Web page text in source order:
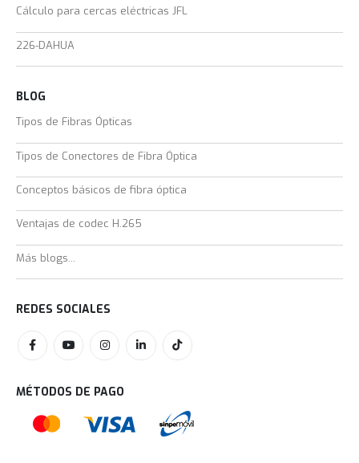
Cálculo para cercas eléctricas JFL
226-DAHUA
BLOG
Tipos de Fibras Ópticas
Tipos de Conectores de Fibra Óptica
Conceptos básicos de fibra óptica
Ventajas de codec H.265
Más blogs...
REDES SOCIALES
MÉTODOS DE PAGO